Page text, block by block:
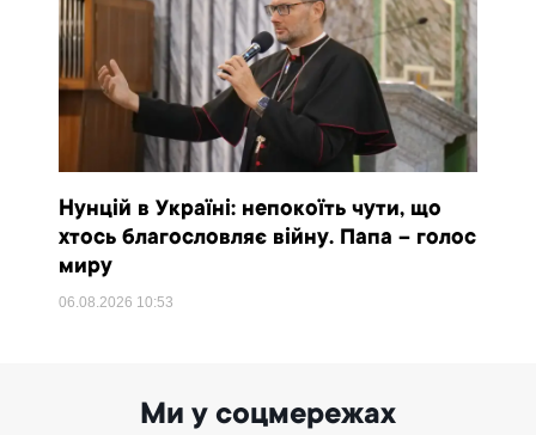
Нунцій в Україні: непокоїть чути, що
хтось благословляє війну. Папа – голос
миру
06.08.2026 10:53
Ми у соцмережах